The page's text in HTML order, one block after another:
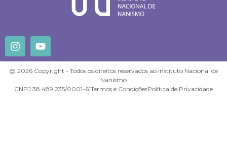
@ 2026 Copyright - Todos os direitos reservados ao Instituto Nacional de
Nanismo
CNPJ 38.489.235/0001-61Termos e CondiçõesPolítica de Privacidade